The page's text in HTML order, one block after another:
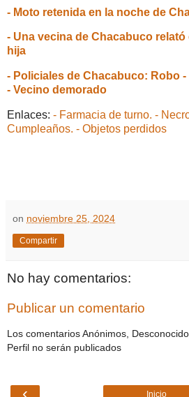
- Moto retenida en la noche de
- Una vecina de Chacabuco
hija
- Policiales de Chacabuco: Robo
- Vecino demorado
Enlaces: - Farmacia de turno. -
Cumpleaños. - Objetos perdidos
on noviembre 25, 2024
Compartir
No hay comentarios:
Publicar un comentario
Los comentarios Anónimos,
Perfil no serán publicados
‹ Inicio